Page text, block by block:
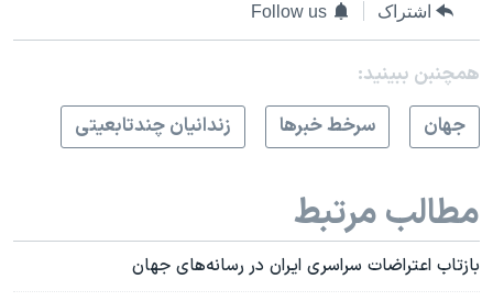
اشتراک Follow us
همچنبن ببینید:
جهان
سرخط خبرها زندانیان چندتابعیتی
مطالب مرتبط
بازتاب اعتراضات سراسری ایران در رسانه‌های جهان